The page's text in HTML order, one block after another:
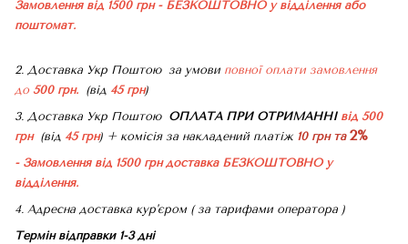
Замовлення від 1500 грн - БЕЗКОШТОВНО у відділення або
поштомат.
2. Доставка Укр Поштою за умови повної оплати замовлення
до 500 грн. (від 45 грн)
3. Доставка Укр ПоштоюОПЛАТА ПРИ ОТРИМАННІ від 500
грн (від 45 грн) + комісія за накладений платіж 10 грн та 2%
- Замовлення від 1500 грн доставка БЕЗКОШТОВНО у
відділення.
4. Адресна доставка кур'єром ( за тарифами оператора )
Термін відправки 1-3 дні